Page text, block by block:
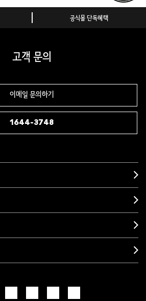
공식몰 단독혜택
고객 문의
이메일 문의하기
1644-3748